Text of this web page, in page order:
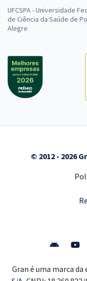
UFCSPA - Universidade
de Ciência da Saúde de
Alegre
© 2012 - 2026
Gran é uma marca da